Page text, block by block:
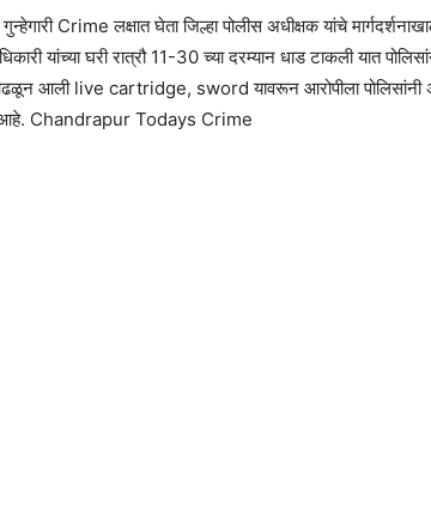
Crime लक्षात घेता जिल्हा पोलीस अधीक्षक यांचे
यांच्या घरी रात्रौ 11-30 च्या दरम्यान धाड टाकली यात
आली live cartridge, sword यावरून आरोपीला
आहे. Chandrapur Todays Crime